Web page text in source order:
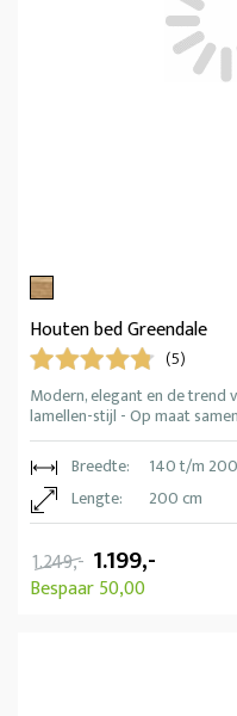
Houten bed Greendale
(5)
Modern, elegant en de trend
lamellen-stijl - Op maat
Breedte:
140 t/m
Lengte:
200 cm
1.249,- 1.199,-
Bespaar 50,00